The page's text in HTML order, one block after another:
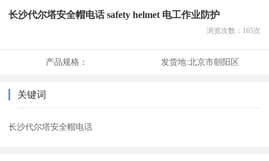
长沙代尔塔安全帽电话 safety helmet 电工作业防护
浏览次数： 165次
产品规格： 发货地:北京市朝阳区
关键词
长沙代尔塔安全帽电话